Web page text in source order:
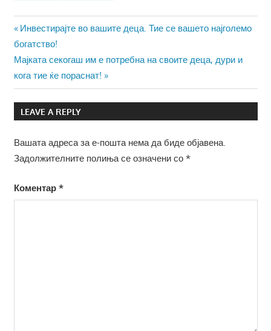
Навигација
на
напис
Previous
Post:
Инвестирајте во вашите деца. Тие се вашето најголемо
богатство!
Next
Post:
Мајката секогаш им е потребна на своите деца, дури и
кога тие ќе пораснат!
LEAVE A REPLY
Вашата адреса за е-пошта нема да биде објавена.
Задолжителните полиња се означени со *
Коментар *